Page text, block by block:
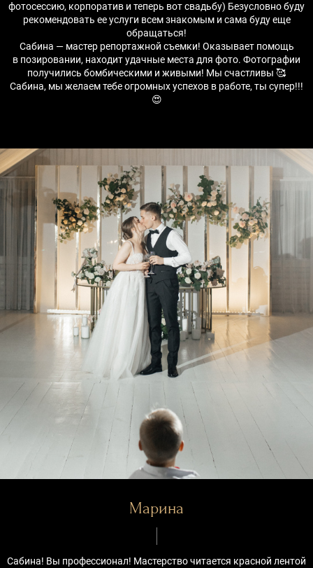
фотосессию, корпоратив и теперь вот свадьбу) Безусловно буду
рекомендовать ее услуги всем знакомым и сама буду еще
обращаться!
Сабина — мастер репортажной съемки! Оказывает помощь
в позировании, находит удачные места для фото. Фотографии
получились бомбическими и живыми! Мы счастливы 🥰
Сабина, мы желаем тебе огромных успехов в работе, ты супер!!!
😍
Марина
Сабина! Вы профессионал! Мастерство читается красной лентой